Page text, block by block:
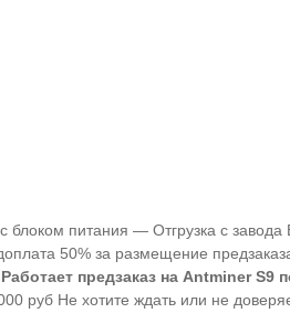
питания — Отгрузка с
50% за размещение
Работает предзаказ на Antminer S9
руб Не хотите ждать или не